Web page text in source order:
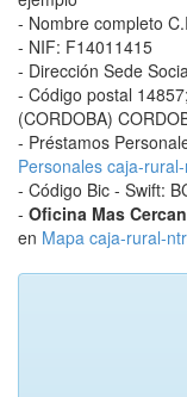
- Nombre completo
- NIF: F14011415
- Dirección Sede
- Código postal
(CORDOBA)
- Préstamos
Personales caja-
- Código Bic - Swift:
- Oficina Mas
en Mapa caja-rural-